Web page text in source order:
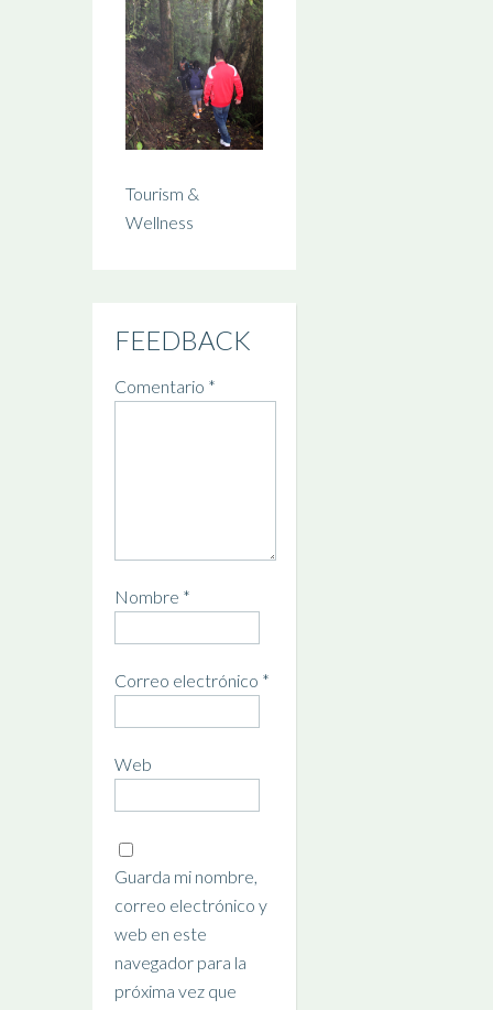
Tourism &
Wellness
FEEDBACK
Comentario *
Nombre *
Correo electrónico *
Web
Guarda mi nombre,
correo electrónico y
web en este
navegador para la
próxima vez que